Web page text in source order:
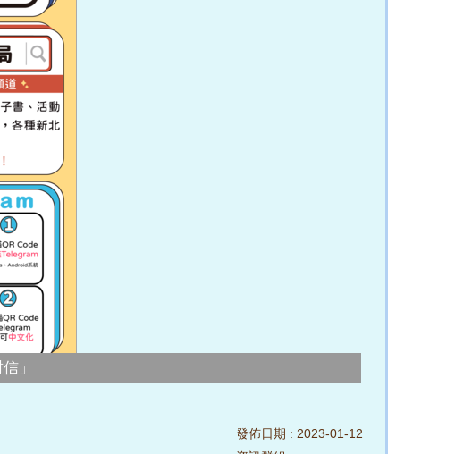
」
發佈日期 : 2023-01-12